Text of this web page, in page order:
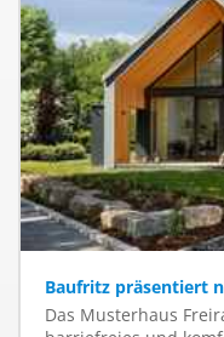
Baufritz präsentiert
Das Musterhaus